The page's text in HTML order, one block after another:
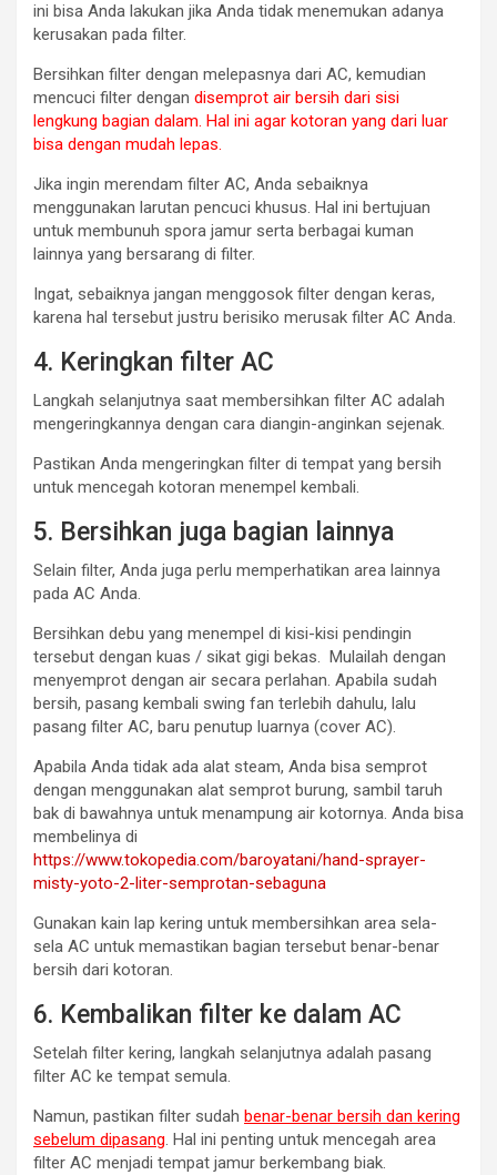
ini bisa Anda lakukan jika Anda tidak menemukan adanya
kerusakan pada filter.
Bersihkan filter dengan melepasnya dari AC, kemudian
mencuci filter dengan disemprot air bersih dari sisi
lengkung bagian dalam. Hal ini agar kotoran yang dari luar
bisa dengan mudah lepas.
Jika ingin merendam filter AC, Anda sebaiknya
menggunakan larutan pencuci khusus. Hal ini bertujuan
untuk membunuh spora jamur serta berbagai kuman
lainnya yang bersarang di filter.
Ingat, sebaiknya jangan menggosok filter dengan keras,
karena hal tersebut justru berisiko merusak filter AC Anda.
4. Keringkan filter AC
Langkah selanjutnya saat membersihkan filter AC adalah
mengeringkannya dengan cara diangin-anginkan sejenak.
Pastikan Anda mengeringkan filter di tempat yang bersih
untuk mencegah kotoran menempel kembali.
5. Bersihkan juga bagian lainnya
Selain filter, Anda juga perlu memperhatikan area lainnya
pada AC Anda.
Bersihkan debu yang menempel di kisi-kisi pendingin
tersebut dengan kuas / sikat gigi bekas. Mulailah dengan
menyemprot dengan air secara perlahan. Apabila sudah
bersih, pasang kembali swing fan terlebih dahulu, lalu
pasang filter AC, baru penutup luarnya (cover AC).
Apabila Anda tidak ada alat steam, Anda bisa semprot
dengan menggunakan alat semprot burung, sambil taruh
bak di bawahnya untuk menampung air kotornya. Anda bisa
membelinya di
https://www.tokopedia.com/baroyatani/hand-sprayer-
misty-yoto-2-liter-semprotan-sebaguna
Gunakan kain lap kering untuk membersihkan area sela-
sela AC untuk memastikan bagian tersebut benar-benar
bersih dari kotoran.
6. Kembalikan filter ke dalam AC
Setelah filter kering, langkah selanjutnya adalah pasang
filter AC ke tempat semula.
Namun, pastikan filter sudah benar-benar bersih dan kering
sebelum dipasang. Hal ini penting untuk mencegah area
filter AC menjadi tempat jamur berkembang biak.